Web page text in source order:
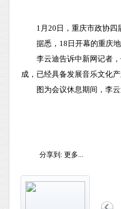
1月20日，重庆市政协
据悉，18日开幕的重庆
李云迪告诉中新网记者
成，已经具备发展音乐文化
图为会议休息期间，李
分享到: 更多...